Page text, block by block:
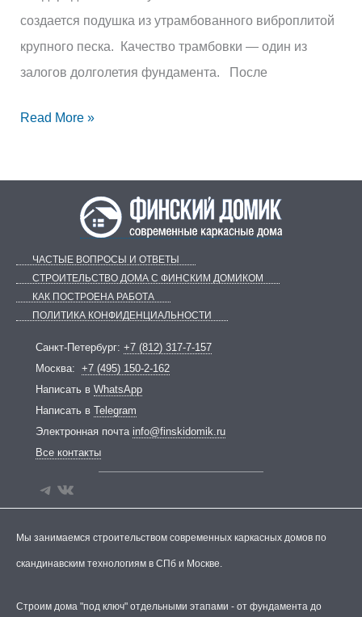
создается подушка из утрамбованного виброплитой
крупного песка. Качество трамбовки — один из
залогов долголетия фундамента. После
Read More »
ЧАСТЫЕ ВОПРОСЫ И ОТВЕТЫ
СТРОИТЕЛЬСТВО ДОМА С ФИНСКИМ ДОМИКОМ
КАК ПОСТРОЕНА РАБОТА
ПОЛИТИКА КОНФИДЕНЦИАЛЬНОСТИ
Санкт-Петербург: +7 (812) 317-7-157
Москва: +7 (495) 150-2-162
Написать в WhatsApp
Написать в Telegram
Электронная почта info@finskidomik.ru
Все контакты
Мы занимаемся строительством современных каркасных домов по
скандинавским технологиям в СПб и Москве.
Строим дома "под ключ" отдельными этапами - от фундамента до